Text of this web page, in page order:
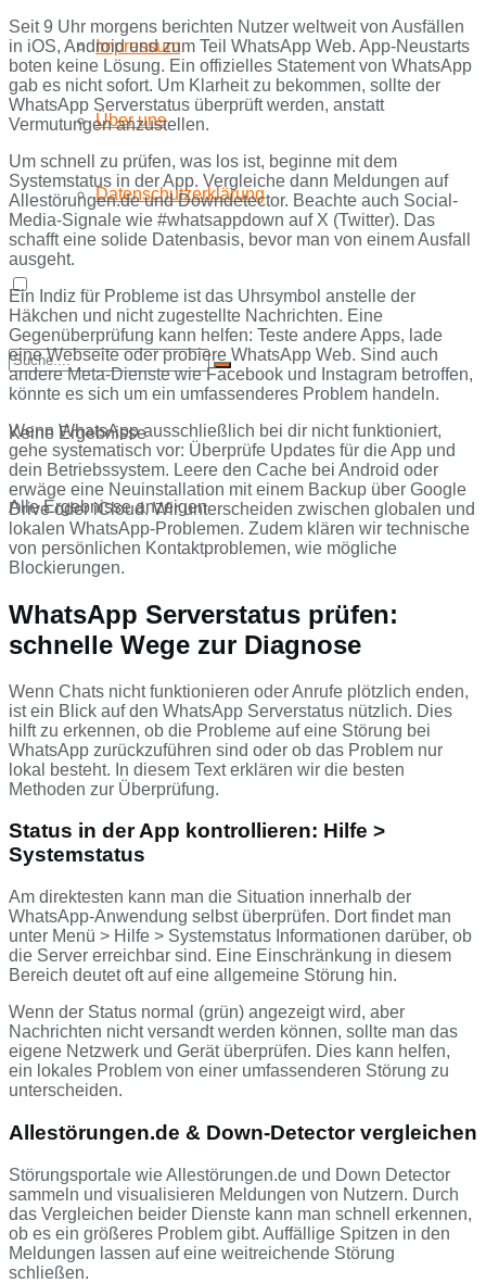
Impressum
Über uns
Datenschutzerklärung
Keine Ergebnisse
Alle Ergebnisse anzeigen
Seit 9 Uhr morgens berichten Nutzer weltweit von Ausfällen
in iOS, Android und zum Teil WhatsApp Web. App-Neustarts
boten keine Lösung. Ein offizielles Statement von WhatsApp
gab es nicht sofort. Um Klarheit zu bekommen, sollte der
WhatsApp Serverstatus überprüft werden, anstatt
Vermutungen anzustellen.
Um schnell zu prüfen, was los ist, beginne mit dem
Systemstatus in der App. Vergleiche dann Meldungen auf
Allestörungen.de und Downdetector. Beachte auch Social-
Media-Signale wie #whatsappdown auf X (Twitter). Das
schafft eine solide Datenbasis, bevor man von einem Ausfall
ausgeht.
Ein Indiz für Probleme ist das Uhrsymbol anstelle der
Häkchen und nicht zugestellte Nachrichten. Eine
Gegenüberprüfung kann helfen: Teste andere Apps, lade
eine Webseite oder probiere WhatsApp Web. Sind auch
andere Meta-Dienste wie Facebook und Instagram betroffen,
könnte es sich um ein umfassenderes Problem handeln.
Wenn WhatsApp ausschließlich bei dir nicht funktioniert,
gehe systematisch vor: Überprüfe Updates für die App und
dein Betriebssystem. Leere den Cache bei Android oder
erwäge eine Neuinstallation mit einem Backup über Google
Drive oder iCloud. Wir unterscheiden zwischen globalen und
lokalen WhatsApp-Problemen. Zudem klären wir technische
von persönlichen Kontaktproblemen, wie mögliche
Blockierungen.
WhatsApp Serverstatus prüfen:
schnelle Wege zur Diagnose
Wenn Chats nicht funktionieren oder Anrufe plötzlich enden,
ist ein Blick auf den WhatsApp Serverstatus nützlich. Dies
hilft zu erkennen, ob die Probleme auf eine Störung bei
WhatsApp zurückzuführen sind oder ob das Problem nur
lokal besteht. In diesem Text erklären wir die besten
Methoden zur Überprüfung.
Status in der App kontrollieren: Hilfe >
Systemstatus
Am direktesten kann man die Situation innerhalb der
WhatsApp-Anwendung selbst überprüfen. Dort findet man
unter Menü > Hilfe > Systemstatus Informationen darüber, ob
die Server erreichbar sind. Eine Einschränkung in diesem
Bereich deutet oft auf eine allgemeine Störung hin.
Wenn der Status normal (grün) angezeigt wird, aber
Nachrichten nicht versandt werden können, sollte man das
eigene Netzwerk und Gerät überprüfen. Dies kann helfen,
ein lokales Problem von einer umfassenderen Störung zu
unterscheiden.
Allestörungen.de & Down-Detector vergleichen
Störungsportale wie Allestörungen.de und Down Detector
sammeln und visualisieren Meldungen von Nutzern. Durch
das Vergleichen beider Dienste kann man schnell erkennen,
ob es ein größeres Problem gibt. Auffällige Spitzen in den
Meldungen lassen auf eine weitreichende Störung
schließen.